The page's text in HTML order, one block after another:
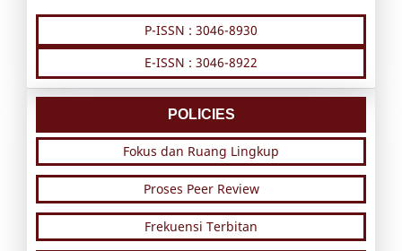
P-ISSN : 3046-8930
E-ISSN : 3046-8922
POLICIES
Fokus dan Ruang Lingkup
Proses Peer Review
Frekuensi Terbitan